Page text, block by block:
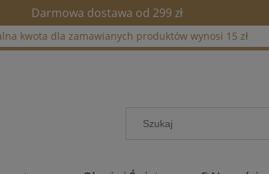
Darmowa dostawa od 299 zł
kwota dla zamawianych produktów wynosi 15 zł